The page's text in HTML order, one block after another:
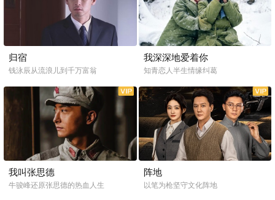
归宿
钱泳辰从流浪儿到千万富翁
我深深地爱着你
知青恋人半生情缘纠葛
全20集
我叫张思德
牛骏峰还原张思德的热血人生
全32集
阵地
以笔为枪坚守文化阵地